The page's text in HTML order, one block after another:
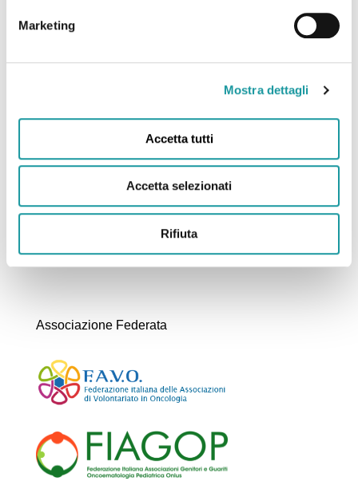
Marketing
Mostra dettagli
Accetta tutti
Accetta selezionati
Rifiuta
Via Massarenti 11 – 40138 Bologna Italy
Oncoematologia pediatrica
Fax.0039 051 309650
Associazione Federata